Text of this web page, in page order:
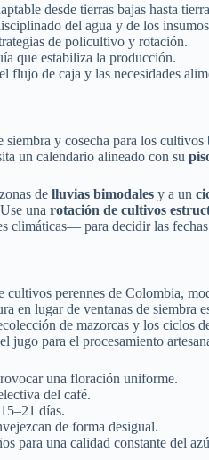
desde tierras bajas hasta
del agua y de los
de policultivo y rotación.
que estabiliza la producción.
flujo de caja y las necesidades
y cosecha para los
un calendario alineado con su
de lluvias bimodales y a un
una rotación de cultivos
climáticas— para decidir las
perennes de Colombia,
en lugar de ventanas de
de mazorcas y los ciclos
jugo para el procesamiento
una floración uniforme.
del café.
días.
de forma desigual.
para una calidad constante del